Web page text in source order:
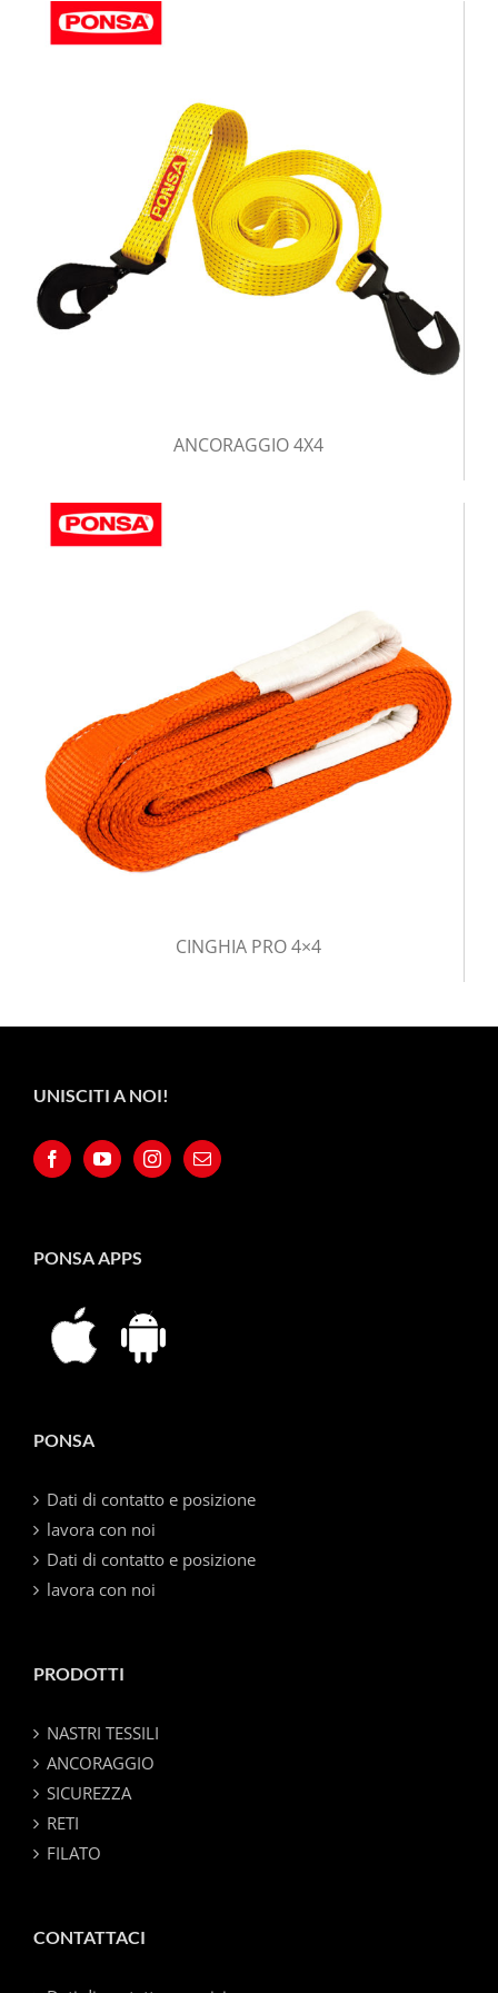
ANCORAGGIO 4X4
CINGHIA PRO 4×4
UNISCITI A NOI!
PONSA APPS
PONSA
Dati di contatto e posizione
lavora con noi
Dati di contatto e posizione
lavora con noi
PRODOTTI
NASTRI TESSILI
ANCORAGGIO
SICUREZZA
RETI
FILATO
CONTATTACI